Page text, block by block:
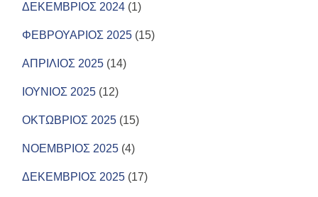
ΔΕΚΕΜΒΡΙΟΣ 2024 (1)
ΦΕΒΡΟΥΑΡΙΟΣ 2025 (15)
ΑΠΡΙΛΙΟΣ 2025 (14)
ΙΟΥΝΙΟΣ 2025 (12)
ΟΚΤΩΒΡΙΟΣ 2025 (15)
ΝΟΕΜΒΡΙΟΣ 2025 (4)
ΔΕΚΕΜΒΡΙΟΣ 2025 (17)